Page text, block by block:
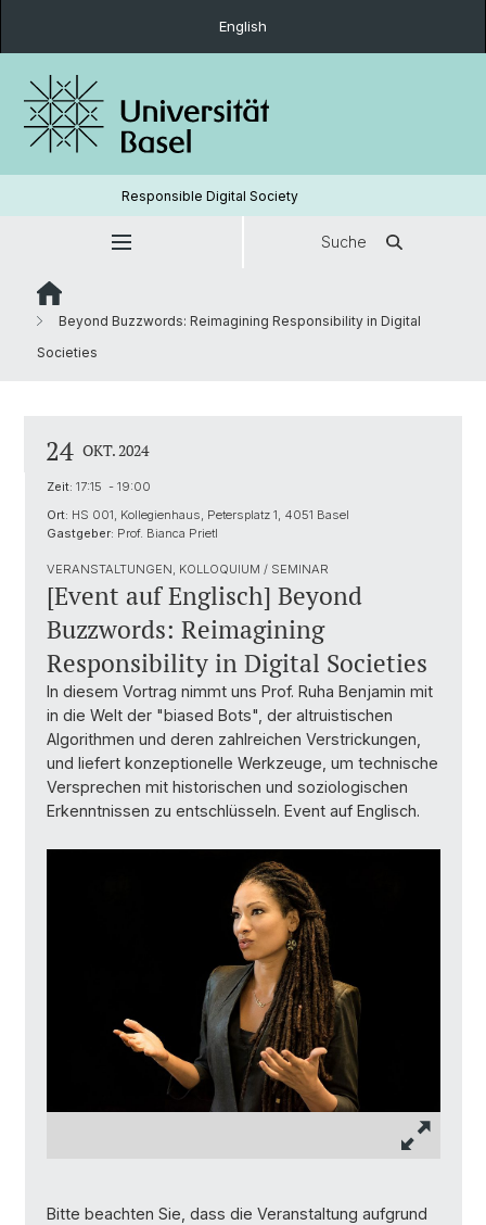
English
Responsible Digital Society
Suche
Beyond Buzzwords: Reimagining Responsibility in Digital
Societies
24 OKT. 2024
Zeit: 17:15 - 19:00
Ort: HS 001, Kollegienhaus, Petersplatz 1, 4051 Basel
Gastgeber: Prof. Bianca Prietl
VERANSTALTUNGEN, KOLLOQUIUM / SEMINAR
[Event auf Englisch] Beyond
Buzzwords: Reimagining
Responsibility in Digital Societies
In diesem Vortrag nimmt uns Prof. Ruha Benjamin mit
in die Welt der "biased Bots", der altruistischen
Algorithmen und deren zahlreichen Verstrickungen,
und liefert konzeptionelle Werkzeuge, um technische
Versprechen mit historischen und soziologischen
Erkenntnissen zu entschlüsseln. Event auf Englisch.
Bitte beachten Sie, dass die Veranstaltung aufgrund